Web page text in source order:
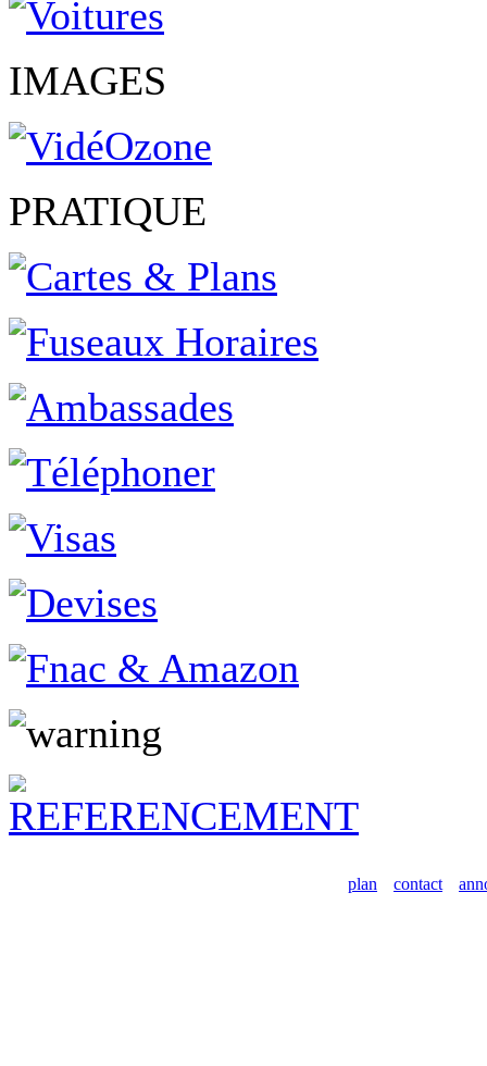
IMAGES
PRATIQUE
plan contact